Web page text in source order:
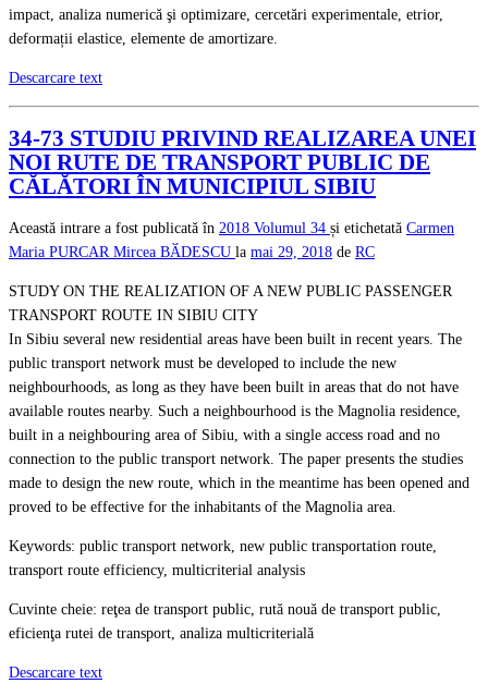
impact, analiza numerică şi optimizare, cercetări experimentale, etrior,
deformații elastice, elemente de amortizare.
Descarcare text
34-73 STUDIU PRIVIND REALIZAREA UNEI
NOI RUTE DE TRANSPORT PUBLIC DE
CĂLĂTORI ÎN MUNICIPIUL SIBIU
Această intrare a fost publicată în 2018 Volumul 34 și etichetată Carmen
Maria PURCAR Mircea BӐDESCU la mai 29, 2018 de RC
STUDY ON THE REALIZATION OF A NEW PUBLIC PASSENGER
TRANSPORT ROUTE IN SIBIU CITY
In Sibiu several new residential areas have been built in recent years. The
public transport network must be developed to include the new
neighbourhoods, as long as they have been built in areas that do not have
available routes nearby. Such a neighbourhood is the Magnolia residence,
built in a neighbouring area of Sibiu, with a single access road and no
connection to the public transport network. The paper presents the studies
made to design the new route, which in the meantime has been opened and
proved to be effective for the inhabitants of the Magnolia area.
Keywords: public transport network, new public transportation route,
transport route efficiency, multicriterial analysis
Cuvinte cheie: reţea de transport public, rută nouă de transport public,
eficienţa rutei de transport, analiza multicriterială
Descarcare text